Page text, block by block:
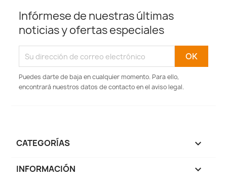
Infórmese de nuestras últimas
noticias y ofertas especiales
Puedes darte de baja en cualquier momento. Para ello,
encontrará nuestros datos de contacto en el aviso legal.
CATEGORÍAS 
INFORMACIÓN 